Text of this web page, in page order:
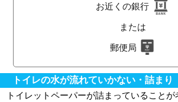
お近くの銀行
または
郵便局
トイレの水が流れていかない・詰まり
トイレットペーパーが詰まっていること